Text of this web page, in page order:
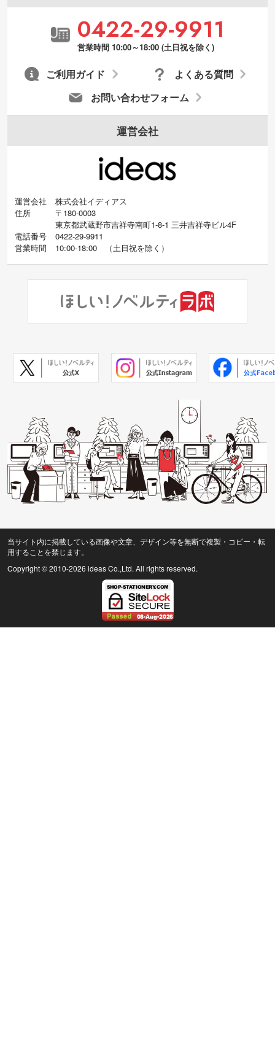
0422-29-9911
営業時間 10:00～18:00 (土日祝を除く)
お問い合わせフォーム
よくある質問
ご利用ガイド
運営会社
運営会社
株式会社イディアス
住所
〒180-0003
東京都武蔵野市吉祥寺南町1-8-1 三井吉祥寺ビル4F
電話番号
0422-29-9911
営業時間
10:00-18:00 （土日祝を除く）
当サイト内に掲載している画像や文章、デザイン等を無断で複製・コピー・転
用することを禁じます。
Copyright © 2010-2026 ideas Co.,Ltd. All rights reserved.